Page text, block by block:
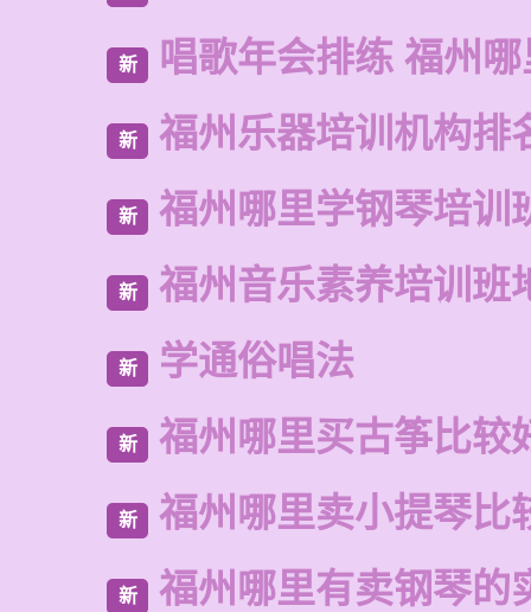
新 唱歌年会排练 福州
新 福州乐器培训机构排
新 福州哪里学钢琴培训
新 福州音乐素养培训班
新 学通俗唱法
新 福州哪里买古筝比较
新 福州哪里卖小提琴比
新 福州哪里有卖钢琴的